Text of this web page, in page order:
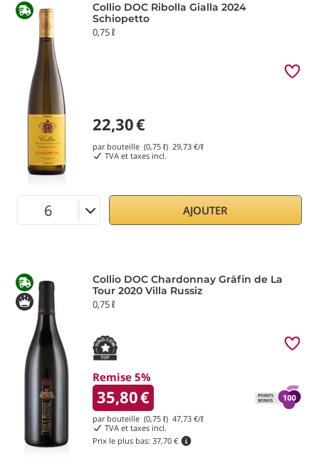
Collio DOC Ribolla Gialla 2024
Schiopetto
0,75 ℓ
22,30€
par bouteille (0,75 ℓ) 29,73 €/ℓ
TVA et taxes incl.
AJOUTER
Collio DOC Chardonnay Gräfin de La
Tour 2020 Villa Russiz
0,75 ℓ
Remise 5%
35,80€
par bouteille (0,75 ℓ) 47,73 €/ℓ
TVA et taxes incl.
Prix le plus bas: 37,70 €